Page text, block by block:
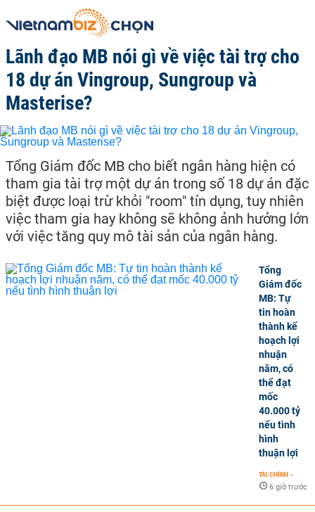
Lãnh đạo MB nói gì về việc tài trợ cho
18 dự án Vingroup, Sungroup và
Masterise?
Tổng Giám đốc MB cho biết ngân hàng hiện có
tham gia tài trợ một dự án trong số 18 dự án đặc
biệt được loại trừ khỏi "room" tín dụng, tuy nhiên
việc tham gia hay không sẽ không ảnh hưởng lớn
với việc tăng quy mô tài sản của ngân hàng.
Tổng
Giám đốc
MB: Tự
tin hoàn
thành kế
hoạch lợi
nhuận
năm, có
thể đạt
mốc
40.000 tỷ
nếu tình
hình
thuận lợi
TÀI CHÍNH -
6 giờ trước